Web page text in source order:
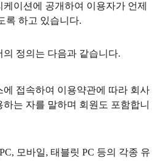
이션에 공개하여 이용자가 언제
록 하고 있습니다.
정의는 다음과 같습니다.
접속하여 이용약관에 따라 회사
는 자를 말하며 회원도 포함합니
모바일, 태블릿 PC 등의 각종 유